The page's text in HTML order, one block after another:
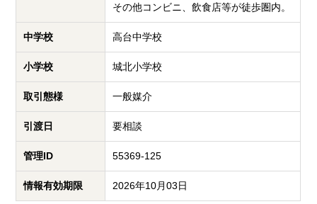
その他コンビニ、飲食店等が徒歩圏内。
中学校 高台中学校
小学校 城北小学校
取引態様 一般媒介
引渡日 要相談
管理ID 55369-125
情報有効期限 2026年10月03日